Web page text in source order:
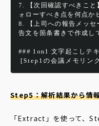
7. 【次回確認すべきこ
ォローすべき点を何点か
8. 【上司への報告メッ
告文を箇条書きで作成し
### 1on1 文字起こしテ
[Step1の会議メモリン
Step5：解析結果から情
「Extract」を使って、